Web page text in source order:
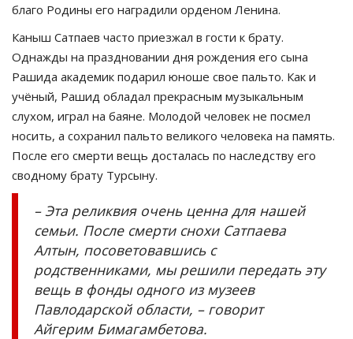
благо Родины его наградили орденом Ленина.
Каныш Сатпаев часто приезжал в гости к брату.
Однажды на праздновании дня рождения его сына
Рашида академик подарил юноше свое пальто. Как и
учёный, Рашид обладал прекрасным музыкальным
слухом, играл на баяне. Молодой человек не посмел
носить, а сохранил пальто великого человека на память.
После его смерти вещь досталась по наследству его
сводному брату Турсыну.
– Эта реликвия очень ценна для нашей
семьи. После смерти снохи Сатпаева
Алтын, посоветовавшись с
родственниками, мы решили передать эту
вещь в фонды одного из музеев
Павлодарской области, – говорит
Айгерим Бимагамбетова.